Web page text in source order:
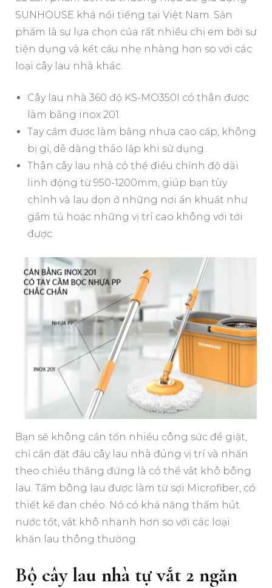
SUNHOUSE khá nổi tiếng tại Việt Nam. Sản
phẩm là sự lựa chọn của rất nhiều chị em bởi sự
tiện dụng và kết cấu nhẹ nhàng hơn so với các
loại cây lau nhà khác.
Cây lau nhà 360 độ KS-MO350I có thân được
làm bằng inox 201.
Tay cầm được làm bằng nhựa cao cấp, không
bị gỉ, dễ dàng tháo lắp khi sử dụng.
Thân cây lau nhà có thể điều chỉnh độ dài
linh động từ 950-1200mm, giúp bạn tùy
chỉnh và lau dọn ở những nơi ẩn khuất như
gầm tủ hoặc những vị trí cao không với tới
được.
Bạn sẽ không cần tốn nhiều công sức để giặt,
chỉ cần đặt đầu cây lau nhà đúng vị trí và nhấn
theo chiều thẳng đứng là có thể vắt khô bông
lau. Tấm bông lau được làm từ sợi Microfiber, có
thiết kế đan chéo. Nó có khả năng thấm hút
nước tốt, vắt khô nhanh hơn so với các loại
khăn lau thông thường.
Bộ cây lau nhà tự vắt 2 ngăn